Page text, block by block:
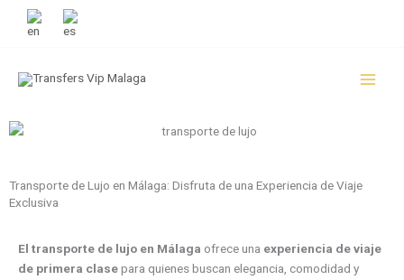
Transporte de Lujo en Málaga: Disfruta de una Experiencia de Viaje
Exclusiva
El transporte de lujo en Málaga ofrece una experiencia de viaje
de primera clasepara quienes buscan elegancia, comodidad y